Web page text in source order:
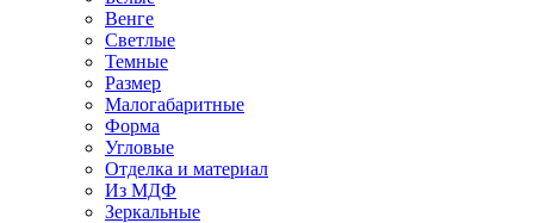
Венге
Светлые
Темные
Размер
Малогабаритные
Форма
Угловые
Отделка и материал
Из МДФ
Зеркальные